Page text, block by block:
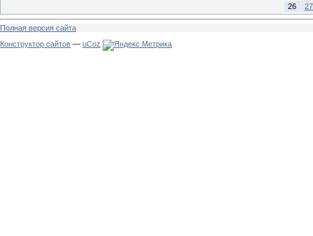
26
27
Полная версия сайта
Конструктор сайтов — uCoz